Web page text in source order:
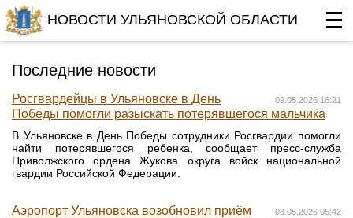
НОВОСТИ УЛЬЯНОВСКОЙ ОБЛАСТИ
Последние новости
09.05.2026 16:21
Росгвардейцы в Ульяновске в День
Победы помогли разыскать потерявшегося мальчика
В Ульяновске в День Победы сотрудники Росгвардии помогли
найти потерявшегося ребенка, сообщает пресс-служба
Приволжского ордена Жукова округа войск национальной
гвардии Российской Федерации.
08.05.2026 05:42
Аэропорт Ульяновска возобновил приём